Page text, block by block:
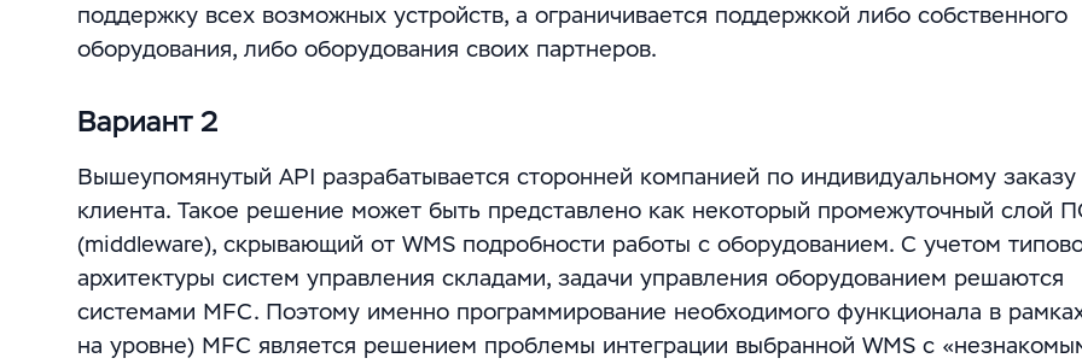
поддержку всех возможных устройств, а ограничивается поддержкой либо собственного
оборудования, либо оборудования своих партнеров.
Вариант 2
Вышеупомянутый API разрабатывается сторонней компанией по индивидуальному заказу
клиента. Такое решение может быть представлено как некоторый промежуточный слой
(middleware), скрывающий от WMS подробности работы с оборудованием. С учетом
архитектуры систем управления складами, задачи управления оборудованием решаются
системами MFC. Поэтому именно программирование необходимого функционала в
на уровне) MFC является решением проблемы интеграции выбранной WMS с